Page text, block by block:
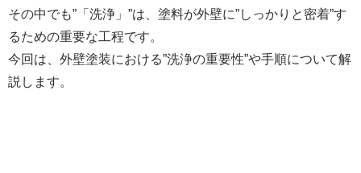
その中でも”「洗浄」”は、塗料が外壁に”しっかりと密着”す
るための重要な工程です。
今回は、外壁塗装における”洗浄の重要性”や手順について解
説します。